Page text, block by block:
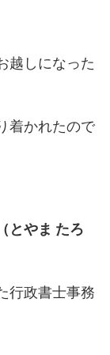
越しになった
着かれたので
とやま たろ
行政書士事務